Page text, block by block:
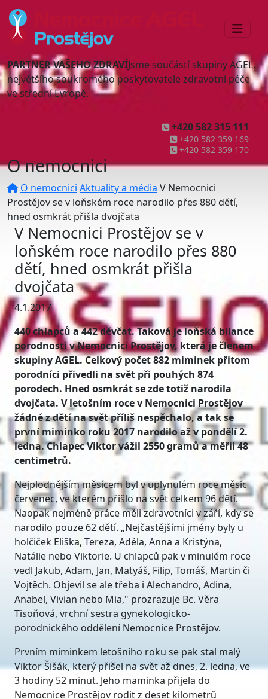
PARTNER VAŠEHO ZDRAVÍJsme součástí skupiny AGEL,
největšího soukromého poskytovatele zdravotní péče
ve střední Evropě.
+420 582 315 111
+420 582 359 169
+420 582 359 170
O nemocnici
O nemocnici Aktuality a média V Nemocnici
Prostějov se v loňském roce narodilo přes 880 dětí,
hned osmkrát přišla dvojčata
V Nemocnici Prostějov se v
loňském roce narodilo přes 880
dětí, hned osmkrát přišla
dvojčata
4.1.2017
440 chlapců a 442 děvčat. Taková je loňská bilance
porodnosti v Nemocnici Prostějov, která je členem
skupiny AGEL. Celkový počet 882 miminek přitom
porodníci přivedli na svět při pouhých 874
porodech. Hned osmkrát se zde totiž narodila
dvojčata. V letošním roce v Nemocnici Prostějov
žádné z dětí na svět příliš nespěchalo, a tak se
první miminko roku 2017 narodilo až v pondělí 2.
ledna. Chlapec Viktor vážil 2550 gramů a měřil 48
centimetrů.
Nejplodnějším měsícem byl v uplynulém roce měsíc
červenec, ve kterém přišlo na svět celkem 96 dětí.
Naopak nejméně práce měli zdravotníci v září, kdy se
narodilo pouze 62 dětí. „Nejčastějšími jmény byly u
holčiček Eliška, Tereza, Adéla, Anna a Kristýna,
Natálie nebo Viktorie. U chlapců pak v minulém roce
vedl Jakub, Adam, Jan, Matyáš, Filip, Tomáš, Martin či
Vojtěch. Objevil se ale třeba i Alechandro, Adina,
Anabel, Vivian nebo Mia," prozrazuje Bc. Věra
Tisoňová, vrchní sestra gynekologicko-
porodnického oddělení Nemocnice Prostějov.
Prvním miminkem letošního roku se pak stal malý
Viktor Šišák, který přišel na svět až dnes, 2. ledna, ve
3 hodiny 52 minut. Jeho maminka přijela do
Nemocnice Prostějov rodit z deset kilometrů